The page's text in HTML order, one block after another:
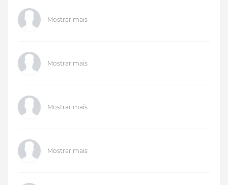
Mostrar mais
Mostrar mais
Mostrar mais
Mostrar mais